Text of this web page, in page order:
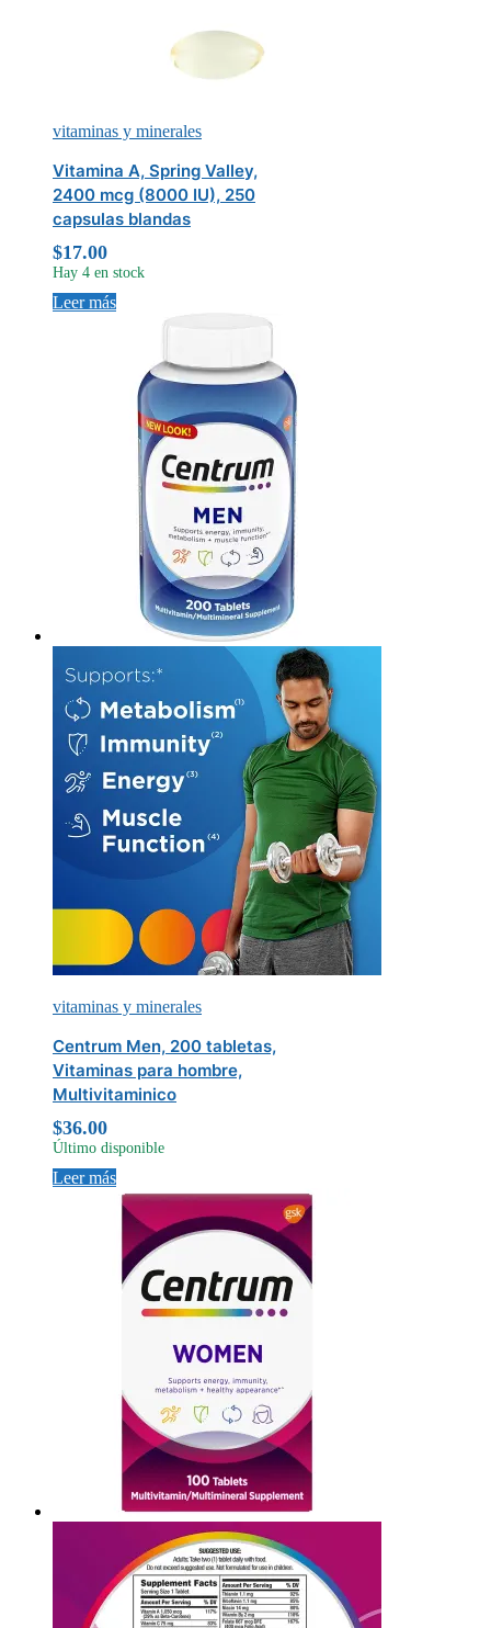
vitaminas y minerales
Vitamina A, Spring Valley,
2400 mcg (8000 IU), 250
capsulas blandas
$17.00
Hay 4 en stock
Leer más
vitaminas y minerales
Centrum Men, 200 tabletas,
Vitaminas para hombre,
Multivitaminico
$36.00
Último disponible
Leer más